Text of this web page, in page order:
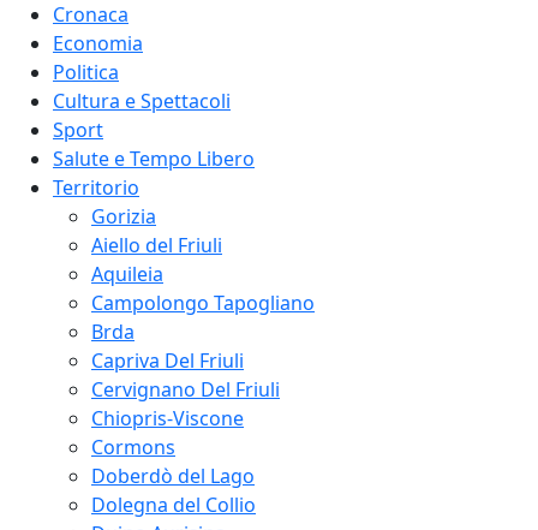
Cronaca
Economia
Politica
Cultura e Spettacoli
Sport
Salute e Tempo Libero
Territorio
Gorizia
Aiello del Friuli
Aquileia
Campolongo Tapogliano
Brda
Capriva Del Friuli
Cervignano Del Friuli
Chiopris-Viscone
Cormons
Doberdò del Lago
Dolegna del Collio